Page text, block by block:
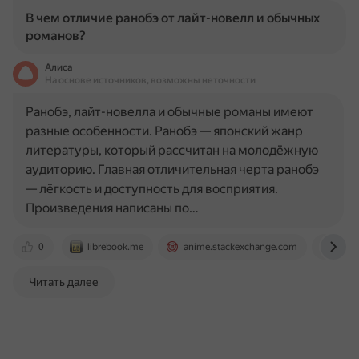
В чем отличие ранобэ от лайт-новелл и обычных
романов?
Алиса
На основе источников, возможны неточности
0 librebook.me anime.stackexchange.com
Ранобэ, лайт-новелла и обычные романы имеют
разные особенности. Ранобэ — японский жанр
литературы, который рассчитан на молодёжную
аудиторию. Главная отличительная черта ранобэ
— лёгкость и доступность для восприятия.
Произведения написаны по…
Читать далее